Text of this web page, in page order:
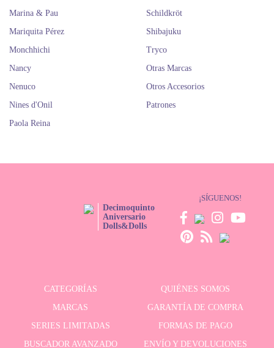
Marina & Pau
Mariquita Pérez
Monchhichi
Nancy
Nenuco
Nines d'Onil
Paola Reina
Schildkröt
Shibajuku
Tryco
Otras Marcas
Otros Accesorios
Patrones
Decimoquinto
Aniversario
Dolls&Dolls
¡SÍGUENOS!
CATEGORÍAS
QUIÉNES SOMOS
MARCAS
GARANTÍA DE COMPRA
SERIES LIMITADAS
FORMAS DE PAGO
BUSCADOR AVANZADO
ENVÍO Y DEVOLUCIONES